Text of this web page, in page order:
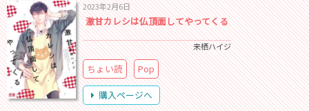
2023年2月6日
激甘カレシは仏頂面してやってくる
来栖ハイジ
ちょい読
Pop
購入ページへ